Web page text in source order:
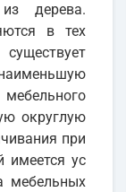
дерева.
в тех
округлую
при
имеется ус
мебельных